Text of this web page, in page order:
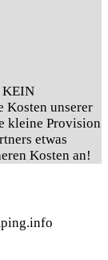
KEIN
Kosten unserer
kleine Provision
etwas
Kosten an!